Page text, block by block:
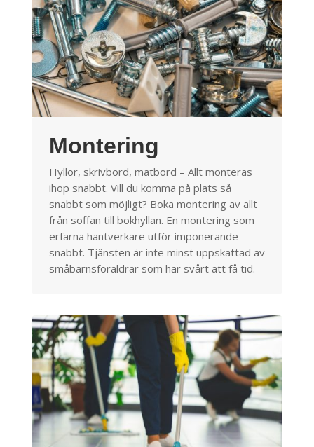
Montering
Hyllor, skrivbord, matbord – Allt monteras
ihop snabbt. Vill du komma på plats så
snabbt som möjligt? Boka montering av allt
från soffan till bokhyllan. En montering som
erfarna hantverkare utför imponerande
snabbt. Tjänsten är inte minst uppskattad av
småbarnsföräldrar som har svårt att få tid.